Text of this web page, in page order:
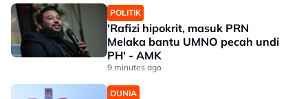
POLITIK
'Rafizi hipokrit, masuk PRN
Melaka bantu UMNO pecah undi
PH' - AMK
9 minutes ago
DUNIA